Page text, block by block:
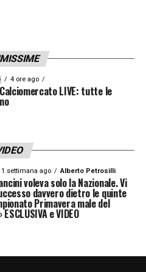
4 ore ago
LIVE: tutte le
1 settimana ago Alberto Petrosilli
voleva solo la Nazionale. Vi
davvero dietro le quinte
Primavera male del
e VIDEO